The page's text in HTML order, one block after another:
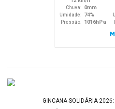
GINCANA SOLIDÁRIA